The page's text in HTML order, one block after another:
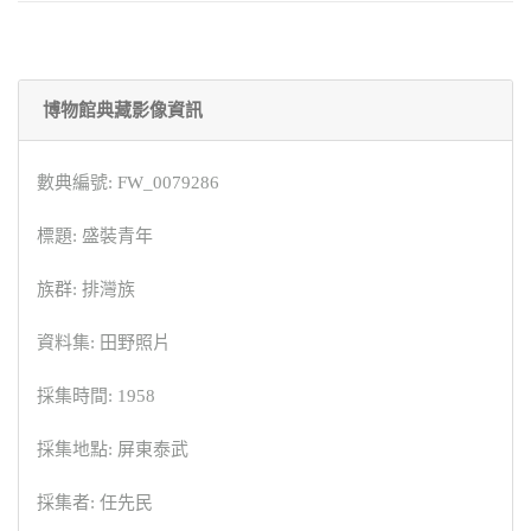
博物館典藏影像資訊
數典編號: FW_0079286
標題: 盛裝青年
族群: 排灣族
資料集: 田野照片
採集時間: 1958
採集地點: 屏東泰武
採集者: 任先民